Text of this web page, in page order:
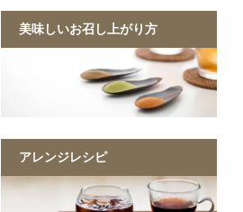
美味しいお召し上がり方
アレンジレシピ